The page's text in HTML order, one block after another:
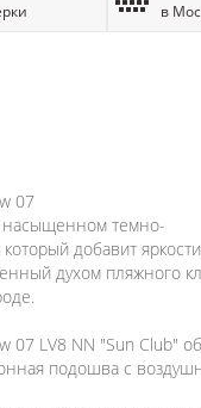
в
07
темно-
добавит
духом пляжного
07 LV8 NN "Sun Club"
подошва с